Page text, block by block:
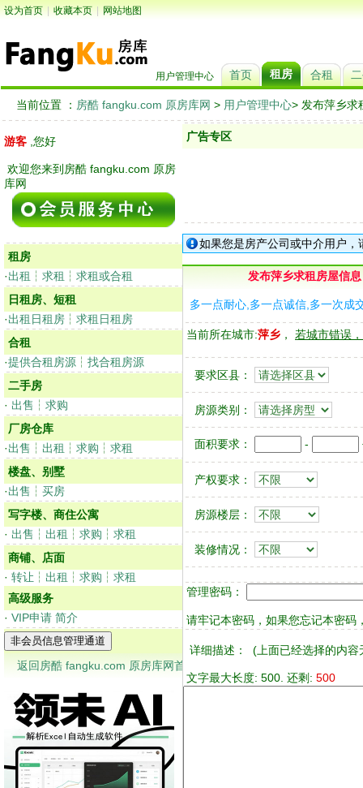
设为首页 | 收藏本页 | 网站地图
用户管理中心 首页 租房 合租
当前位置 ： 房酷 fangku.com 原房库网 > 用户管理中心> 发布萍乡求
游客 ,您好
欢迎您来到房酷 fangku.com 原房
库网
租房
·出租 ┆ 求租 ┆ 求租或合租
日租房、短租
·出租日租房 ┆ 求租日租房
合租
·提供合租房源 ┆ 找合租房源
二手房
· 出售 ┆ 求购
厂房仓库
·出售 ┆ 出租 ┆ 求购 ┆ 求租
楼盘、别墅
·出售 ┆ 买房
写字楼、商住公寓
· 出售 ┆ 出租 ┆ 求购 ┆ 求租
商铺、店面
· 转让 ┆ 出租 ┆ 求购 ┆ 求租
高级服务
· VIP申请 简介
返回房酷 fangku.com 原房库网首页
广告专区
如果您是房产公司或中介用户，
发布萍乡求租房屋信息
多一点耐心,多一点诚信,多一次成
当前所在城市:萍乡 ， 若城市错误
要求区县：
房源类别：
面积要求： -
产权要求：
房源楼层：
装修情况：
管理密码：
请牢记本密码，如果您忘记本密码
详细描述： (上面已经选择的内
文字最大长度: 500. 还剩: 500